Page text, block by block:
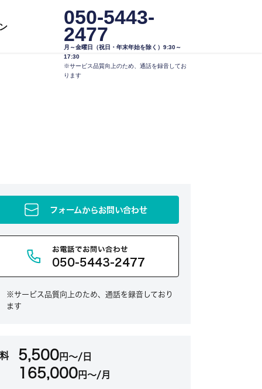
050-5443-
2477
月～金曜日（祝日・年末年始を除く）9:30～
17:30
※サービス品質向上のため、通話を録音してお
ります
フォームからお問い合わせ
お電話でお問い合わせ
050-5443-2477
※サービス品質向上のため、通話を録音しており
ます
5,500円～/日
165,000円～/月